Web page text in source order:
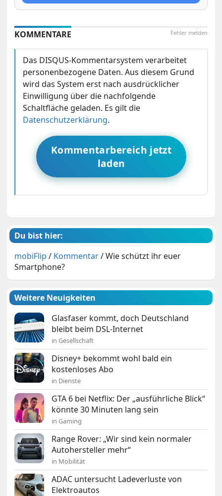
Fehler melden
KOMMENTARE
Das DISQUS-Kommentarsystem verarbeitet
personenbezogene Daten. Aus diesem Grund
wird das System erst nach ausdrücklicher
Einwilligung über die nachfolgende
Schaltfläche geladen. Es gilt die
Datenschutzerklärung.
Kommentarbereich jetzt
laden
Du bist hier:
mobiFlip / Kommentar/Wie schützt ihr euer
Smartphone?
Weitere Neuigkeiten
Glasfaser kommt, doch Deutschland
bleibt beim DSL-Internet
in Gesellschaft
Disney+ bekommt wohl bald ein
kostenloses Abo
in Dienste
GTA 6 bei Netflix: Der „ausführliche Blick“
könnte 30 Minuten lang sein
in Gaming
Range Rover: „Wir sind kein normaler
Autohersteller mehr“
in Mobilität
ADAC untersucht Ladeverluste von
Elektroautos